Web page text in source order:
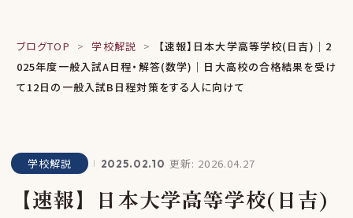
ブログTOP > 学校解説 >
【速報】日本大学高等学校(日吉)｜2
025年度一般入試A日程・解答(数学)｜日大高校の合格結果を受け
て12日の一般入試B日程対策をする人に向けて
学校解説 2025.02.10 更新: 2026.04.27
【速報】日本大学高等学校(日吉)